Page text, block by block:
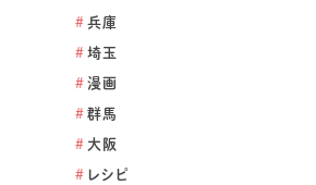
# 兵庫
# 埼玉
# 漫画
# 群馬
# 大阪
# レシピ